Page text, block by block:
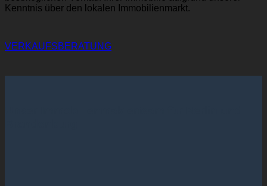
Kenntnis über den lokalen Immobilienmarkt.
VERKAUFSBERATUNG